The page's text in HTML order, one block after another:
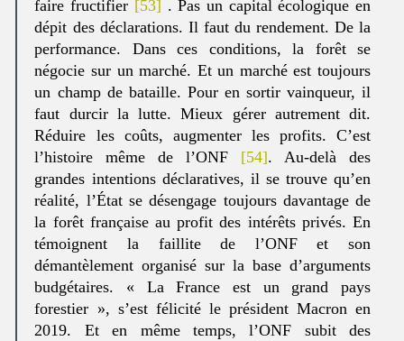
faire fructifier [53] . Pas un capital écologique en
dépit des déclarations. Il faut du rendement. De la
performance. Dans ces conditions, la forêt se
négocie sur un marché. Et un marché est toujours
un champ de bataille. Pour en sortir vainqueur, il
faut durcir la lutte. Mieux gérer autrement dit.
Réduire les coûts, augmenter les profits. C’est
l’histoire même de l’ONF [54]. Au-delà des
grandes intentions déclaratives, il se trouve qu’en
réalité, l’État se désengage toujours davantage de
la forêt française au profit des intérêts privés. En
témoignent la faillite de l’ONF et son
démantèlement organisé sur la base d’arguments
budgétaires. « La France est un grand pays
forestier », s’est félicité le président Macron en
2019. Et en même temps, l’ONF subit des